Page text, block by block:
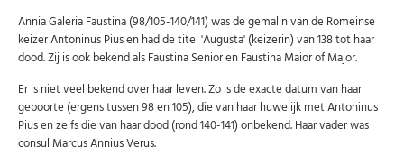
Abonneer u op onze nieuwsbrief
Schrijf u in voor onze gratis nieuwsbrief en ontvang
wekelijks een overzicht van de nieuwste munten en
Annia Galeria Faustina (98/105-140/141) was de gemalin van de Romeinse
keizer Antoninus Pius en had de titel 'Augusta' (keizerin) van 138 tot haar
dood. Zij is ook bekend als Faustina Senior en Faustina Maior of Major.
Er is niet veel bekend over haar leven. Zo is de exacte datum van haar
geboorte (ergens tussen 98 en 105), die van haar huwelijk met Antoninus
Pius en zelfs die van haar dood (rond 140-141) onbekend. Haar vader was
consul Marcus Annius Verus.